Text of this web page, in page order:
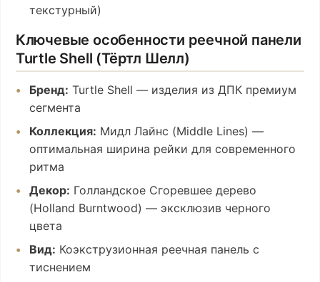
текстурный)
Ключевые особенности реечной панели
Turtle Shell (Тёртл Шелл)
Бренд: Turtle Shell — изделия из ДПК премиум
сегмента
Коллекция: Мидл Лайнс (Middle Lines) —
оптимальная ширина рейки для современного
ритма
Декор: Голландское Сгоревшее дерево
(Holland Burntwood) — эксклюзив черного
цвета
Вид: Коэкструзионная реечная панель с
тиснением